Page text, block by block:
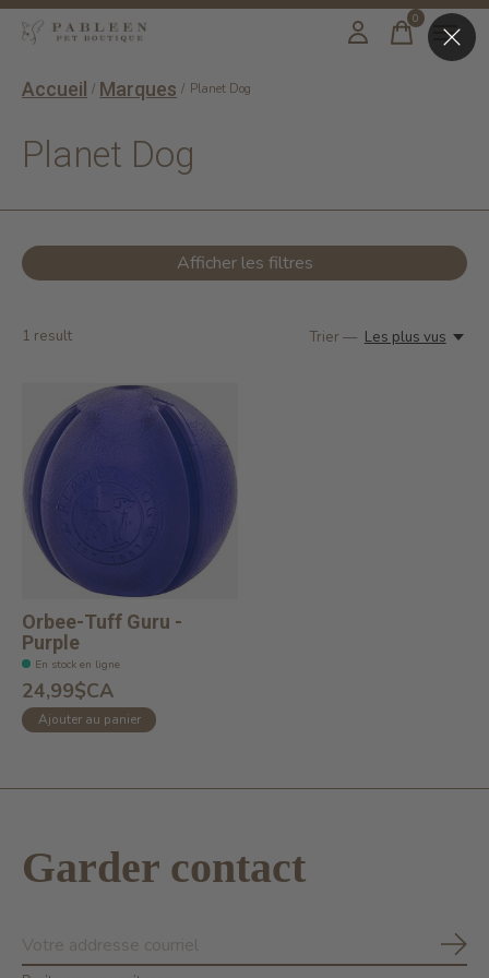
0items
Accueil / Marques / Planet Dog
Planet Dog
Afficher les filtres
1 result Trier — Les plus vus
Orbee-Tuff Guru -
Purple
En stock en ligne
24,99$CA
Ajouter au panier
Garder contact